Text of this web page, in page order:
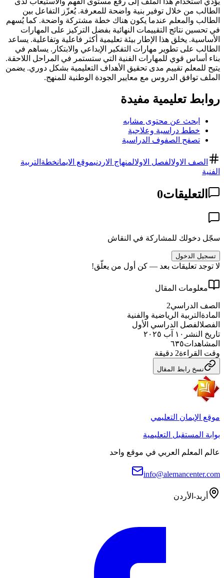
الطالب من خلال توفير بنية واضحة للمعرفة. يُعزّز التفاعل بين
الطالب والمعلم عندما يكون هناك خطة مشتركة واضحة. كما يُسهم
في تحسين نتائج التقييمات النهائية بفضل التركيز على المهارات
الأساسية. يخلق هذا الإطار بيئة تعليمية أكثر فاعلية وتفاعلية. يساعد
الطالب على تطوير مهارات التفكير الإبداعي والابتكار. يساهم في
بناء أساس قوي للمهارات الفنية التي ستستمر في المراحل اللاحقة.
يتيح للمعلم تقييم مدى تحقيق الأهداف التعليمية بشكل دوري. يضمن
الملف توافق الدروس مع معايير الجودة الوطنية للمنهج.
روابط تعليمية مفيدة
ابحث عن محتوى مشابه
خطط دراسية وعلاجية
تصفح الصفوف الدراسية
الصف الاولالفصل الاولالمنهاج الاردنيموقع الايمانخطة التربية
الفنية
التعليقات0
سجّل دخولك للمشاركة في النقاش
تسجيل الدخول
لا توجد تعليقات بعد — كن أول من يعلّق!
معلومات المقال
الصف الدراسي2
المادة التربية الرياضية والفنية
الفصلالفصل الدراسي الأول
تاريخ النشر ١٠ آب ٢٠٢٥
المشاهدات٦٣٥
وقت القراءة2 دقيقة
نسخ رابط المقال
موقع الإيمان التعليمي
بوابة المستقبل التعليمية
عالم المعلم العربي في موقع واحد
info@alemancenter.com
أربد-الأردن